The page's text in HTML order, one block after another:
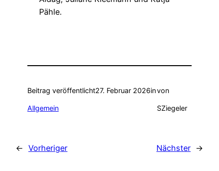
Pähle.
Beitrag veröffentlicht27. Februar 2026in
Allgemein
von
SZiegeler
← Vorheriger Nächster →